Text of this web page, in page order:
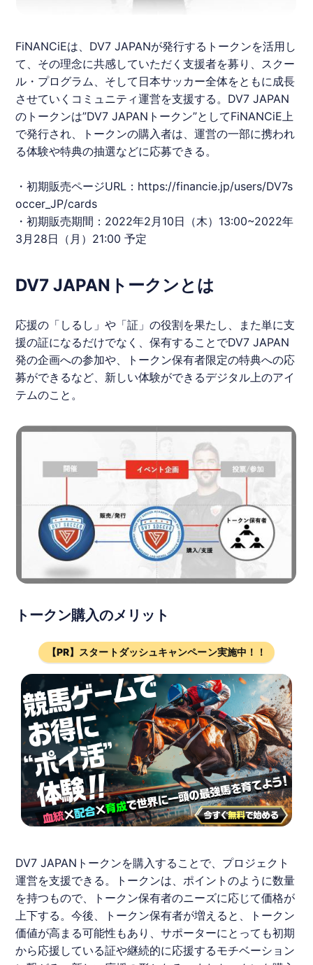
FiNANCiEは、DV7 JAPANが発行する トークンを活用し
て、その理念に共感していただく支援者を募り、スクー
ル・プログラム、そして日本サッカー全体をともに成長
させていくコミュニティ運営を支援する。DV7 JAPAN
の トークンは”DV7 JAPAN トークン”としてFiNANCiE上
で発行され、
トークンの購入者は、運営の一部に携われ
る体験や特典の抽選などに応募できる。
・初期販売ページURL： https://financie.jp/users/DV7s
occer_JP/cards
・初期販売期間：2022年2月10日（木）13:00~2022年
3月28日（月）21:00 予定
DV7 JAPANトークンとは
応援の「しるし」や「証」の役割を果たし、また単に支
援の証になるだけでなく、保有することでDV7 JAPAN
発の企画への参加や、
トークン保有者限定の特典への応
募ができるなど、新しい体験ができるデジタル上のアイ
テムのこと。
トークン購入のメリット
【PR】スタートダッシュキャンペーン実施中！！
DV7 JAPAN トークンを購入することで、プロジェクト
運営を支援できる。
トークンは、ポイントのように数量
を持つもので、
トークン保有者のニーズに応じて価格が
上下する。今後、
トークン保有者が増えると、
トークン
価値が高まる可能性もあり、サポーターにとっても初期
から応援している証や継続的に応援するモチベーション